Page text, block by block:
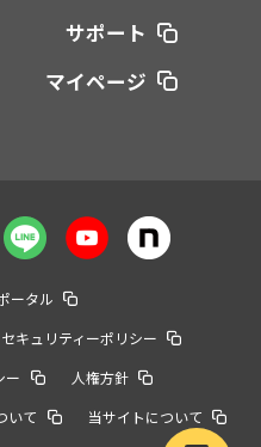
サポート
マイページ
ータル
セキュリティーポリシー
ー
人権方針
いて
当サイトについて